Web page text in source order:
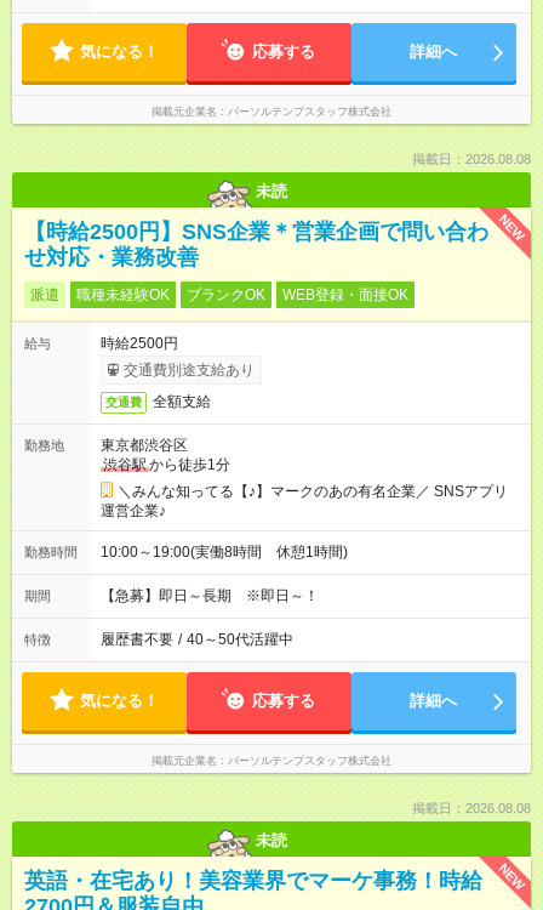
気になる！ 応募する 詳細へ
掲載元企業名 パーソルテンプスタッフ株式会社
掲載日：2026.08.08
未読
NEW
【時給2500円】SNS企業＊営業企画で問い合わ
せ対応・業務改善
派遣 職種未経験OK ブランクOK WEB登録・面接OK
給与
時給2500円
交通費別途支給あり
交通費 全額支給
勤務地
東京都渋谷区
渋谷駅から徒歩1分
＼みんな知ってる【♪】マークのあの有名企業／ SNSアプリ
運営企業♪
勤務時間 10:00～19:00(実働8時間 休憩1時間)
期間 【急募】即日～長期 ※即日～！
特徴 履歴書不要 / 40～50代活躍中
気になる！ 応募する 詳細へ
掲載元企業名 パーソルテンプスタッフ株式会社
掲載日：2026.08.08
未読
NEW
英語・在宅あり！美容業界でマーケ事務！時給